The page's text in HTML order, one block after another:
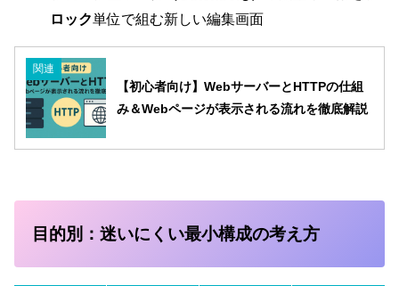
ロック単位で組む新しい編集画面
関連
【初心者向け】WebサーバーとHTTPの仕組
み＆Webページが表示される流れを徹底解説
目的別：迷いにくい最小構成の考え方